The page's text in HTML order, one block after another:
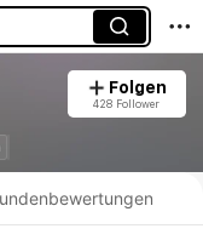
Folgen
428 Follower